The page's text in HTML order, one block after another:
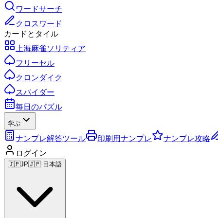
ワードサーチ
クロスワード
カードとタイル
上海麻雀ソリティア
フリーセル
クロンダイク
スパイダー
毎日のパズル
学ぶ
ナンプレ解答ツール 印刷用ナンプレ ナンプレ攻略
ログイン
🇯🇵JP🇯🇵 日本語